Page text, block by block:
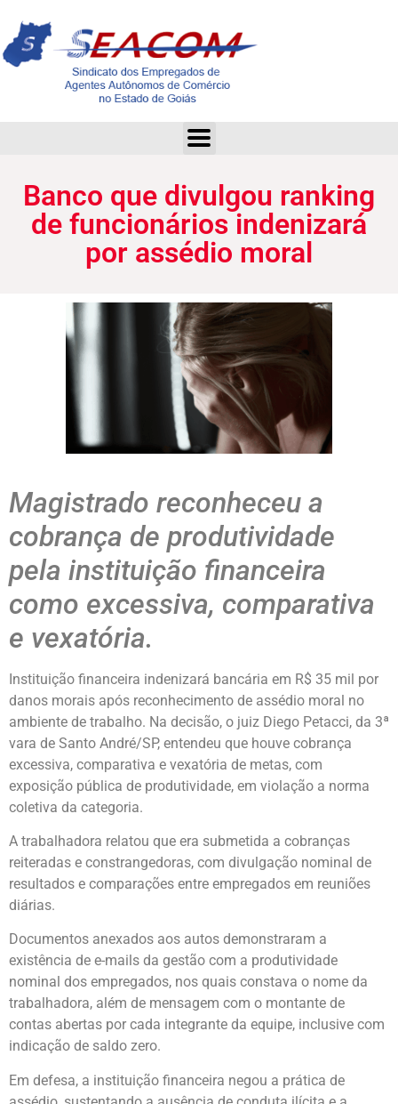
Banco que divulgou ranking
de funcionários indenizará
por assédio moral
Magistrado reconheceu a
cobrança de produtividade
pela instituição financeira
como excessiva, comparativa
e vexatória.
Instituição financeira indenizará bancária em R$ 35 mil por
danos morais após reconhecimento de assédio moral no
ambiente de trabalho. Na decisão, o juiz Diego Petacci, da 3ª
vara de Santo André/SP, entendeu que houve cobrança
excessiva, comparativa e vexatória de metas, com
exposição pública de produtividade, em violação a norma
coletiva da categoria.
A trabalhadora relatou que era submetida a cobranças
reiteradas e constrangedoras, com divulgação nominal de
resultados e comparações entre empregados em reuniões
diárias.
Documentos anexados aos autos demonstraram a
existência de e-mails da gestão com a produtividade
nominal dos empregados, nos quais constava o nome da
trabalhadora, além de mensagem com o montante de
contas abertas por cada integrante da equipe, inclusive com
indicação de saldo zero.
Em defesa, a instituição financeira negou a prática de